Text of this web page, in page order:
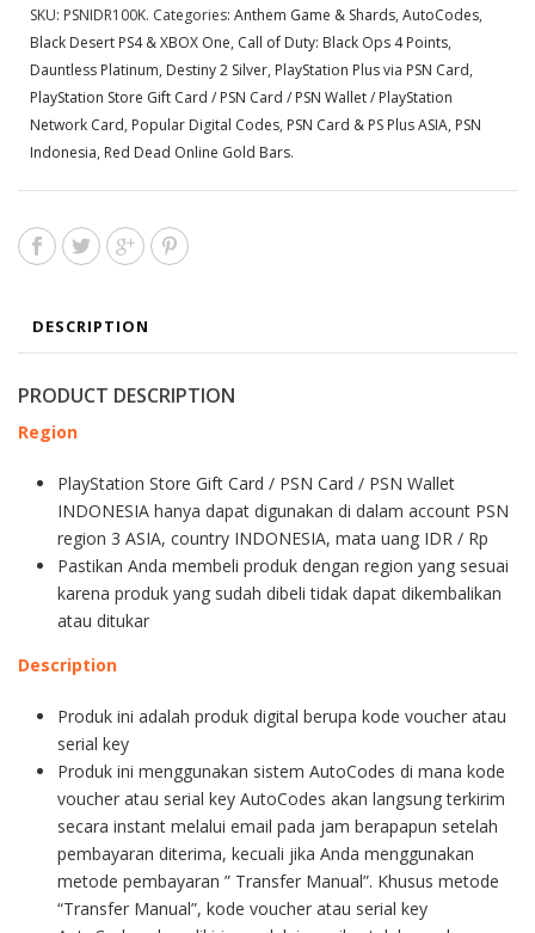
SKU: PSNIDR100K. Categories: Anthem Game & Shards, AutoCodes,
Black Desert PS4 & XBOX One, Call of Duty: Black Ops 4 Points,
Dauntless Platinum, Destiny 2 Silver, PlayStation Plus via PSN Card,
PlayStation Store Gift Card / PSN Card / PSN Wallet / PlayStation
Network Card, Popular Digital Codes, PSN Card & PS Plus ASIA, PSN
Indonesia, Red Dead Online Gold Bars.
DESCRIPTION
PRODUCT DESCRIPTION
Region
PlayStation Store Gift Card / PSN Card / PSN Wallet
INDONESIA hanya dapat digunakan di dalam account PSN
region 3 ASIA, country INDONESIA, mata uang IDR / Rp
Pastikan Anda membeli produk dengan region yang sesuai
karena produk yang sudah dibeli tidak dapat dikembalikan
atau ditukar
Description
Produk ini adalah produk digital berupa kode voucher atau
serial key
Produk ini menggunakan sistem AutoCodes di mana kode
voucher atau serial key AutoCodes akan langsung terkirim
secara instant melalui email pada jam berapapun setelah
pembayaran diterima, kecuali jika Anda menggunakan
metode pembayaran ” Transfer Manual”. Khusus metode
“Transfer Manual”, kode voucher atau serial key